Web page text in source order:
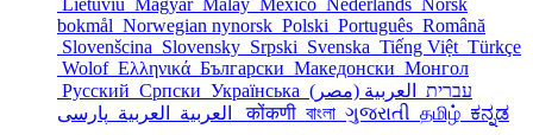
bokmål Norwegian nynorsk Polski Português Română
Slovenšcina Slovensky Srpski Svenska Tiếng Việt Türkçe
Wolof Ελληνικά Български Македонски Монгол
Русский Српски Українська עברית
العربية (مصر)
العربية
العربية कोंकणी বাংলা ગુજરાતી தமிழ் ಕನ್ನಡ